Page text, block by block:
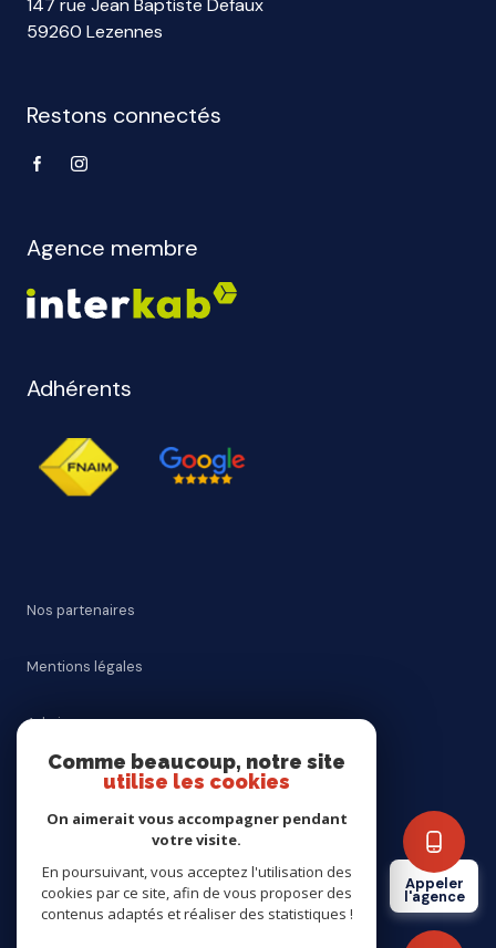
Appeler
l'agence
147 rue Jean Baptiste Defaux
59260 Lezennes
Restons connectés
Agence membre
Adhérents
Nos partenaires
Mentions légales
Admin
Nos honoraires
Cookies
Comme beaucoup, notre site
utilise les cookies
On aimerait vous accompagner pendant
votre visite.
En poursuivant, vous acceptez l'utilisation des
cookies par ce site, afin de vous proposer des
contenus adaptés et réaliser des statistiques !